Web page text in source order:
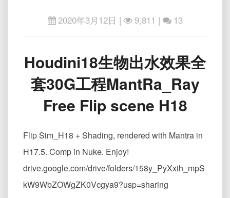
2020年3月12日 | 9,811 | 13
Houdini18
生
物
出
水
效
全
套
30G
工
程
MantRa_Ray
Houdini18生物出水效果全
套30G工程MantRa_Ray
Free Flip scene H18
Flip Sim_H18 + Shading, rendered with Mantra in
H17.5. Comp in Nuke. Enjoy!
drive.google.com/drive/folders/158y_PyXxih_mpS
kW9WbZOWgZK0Vcgya9?usp=sharing